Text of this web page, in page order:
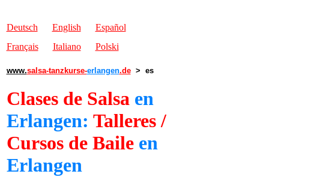
Deutsch English
Español
Français
Italiano Polski
www.salsa-tanzkurse-erlangen.de> es
Clases de Salsa en
Erlangen: Talleres /
Cursos de Baile en
Erlangen